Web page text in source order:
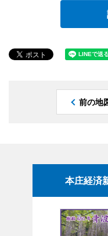
前の地
本庄経済